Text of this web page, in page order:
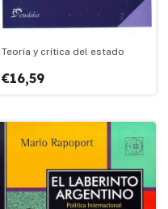
Teoría y crítica del estado
€16,59